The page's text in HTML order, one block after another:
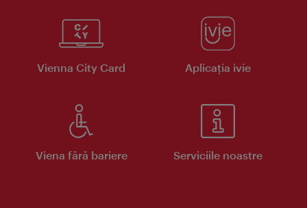
Vienna City Card Aplicaţia ivie
Viena fără bariere Serviciile noastre